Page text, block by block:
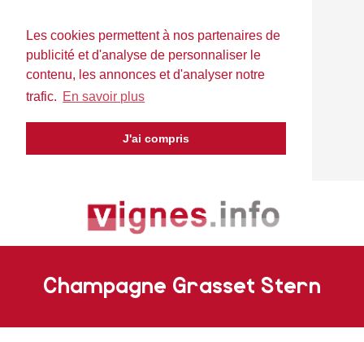
Les cookies permettent à nos partenaires de
publicité et d'analyse de personnaliser le
contenu, les annonces et d'analyser notre
trafic. En savoir plus
J'ai compris
Champagne Grasset Stern